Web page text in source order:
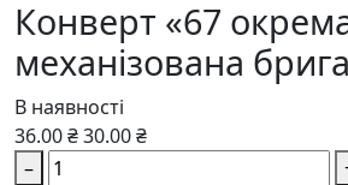
Конверт «67
механізована
В наявності
36.00 ₴30.00 ₴
–